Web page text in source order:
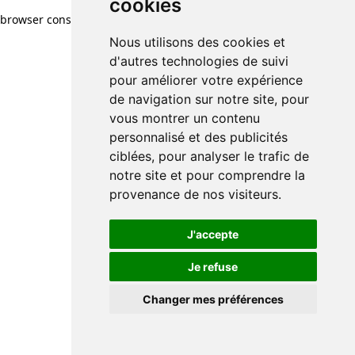
cookies
Nous utilisons des cookies et
d'autres technologies de suivi
pour améliorer votre expérience
de navigation sur notre site, pour
vous montrer un contenu
personnalisé et des publicités
ciblées, pour analyser le trafic de
notre site et pour comprendre la
provenance de nos visiteurs.
J'accepte
Je refuse
Changer mes préférences
browser console for more information)